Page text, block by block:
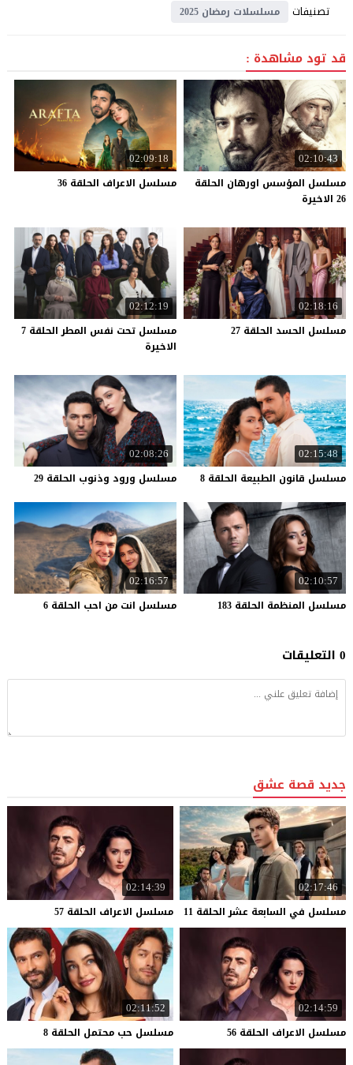
تصنيفات مسلسلات رمضان 2025
قد تود مشاهدة :
02:10:43
مسلسل المؤسس اورهان الحلقة
26 الاخيرة
02:09:18
مسلسل الاعراف الحلقة 36
02:18:16
مسلسل الحسد الحلقة 27
02:12:19
مسلسل تحت نفس المطر الحلقة 7
الاخيرة
02:15:48
مسلسل قانون الطبيعة الحلقة 8
02:08:26
مسلسل ورود وذنوب الحلقة 29
02:10:57
مسلسل المنظمة الحلقة 183
02:16:57
مسلسل انت من احب الحلقة 6
0 التعليقات
جديد قصة عشق
02:17:46
مسلسل في السابعة عشر الحلقة 11
02:14:39
مسلسل الاعراف الحلقة 57
02:14:59
مسلسل الاعراف الحلقة 56
02:11:52
مسلسل حب محتمل الحلقة 8